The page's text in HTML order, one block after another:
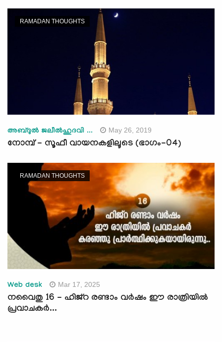
RAMADAN THOUGHTS
അബ്ദുല്‍ ജലീല്‍ഹുദവി ... May 26, 2019
നോമ്പ് - സൂഫീ വായനകളിലൂടെ (ഭാഗം-04)
RAMADAN THOUGHTS
Web desk Mar 17, 2025
നവൈതു 16 - ഹിജ്റ രണ്ടാം വര്‍ഷം ഈ രാത്രിയില്‍
പ്രവാചകര്‍...